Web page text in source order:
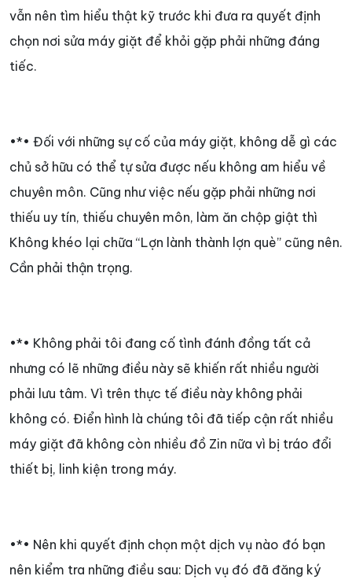
vẫn nên tìm hiểu thật kỹ trước khi đưa ra quyết định
chọn nơi sửa máy giặt để khỏi gặp phải những đáng
tiếc.
•*• Đối với những sự cố của máy giặt, không dễ gì các
chủ sở hữu có thể tự sửa được nếu không am hiểu về
chuyên môn. Cũng như việc nếu gặp phải những nơi
thiếu uy tín, thiếu chuyên môn, làm ăn chộp giật thì
Không khéo lại chữa “Lợn lành thành lợn què” cũng nên.
Cần phải thận trọng.
•*• Không phải tôi đang cố tình đánh đồng tất cả
nhưng có lẽ những điều này sẽ khiến rất nhiều người
phải lưu tâm. Vì trên thực tế điều này không phải
không có. Điển hình là chúng tôi đã tiếp cận rất nhiều
máy giặt đã không còn nhiều đồ Zin nữa vì bị tráo đổi
thiết bị, linh kiện trong máy.
•*• Nên khi quyết định chọn một dịch vụ nào đó bạn
nên kiểm tra những điều sau: Dịch vụ đó đã đăng ký